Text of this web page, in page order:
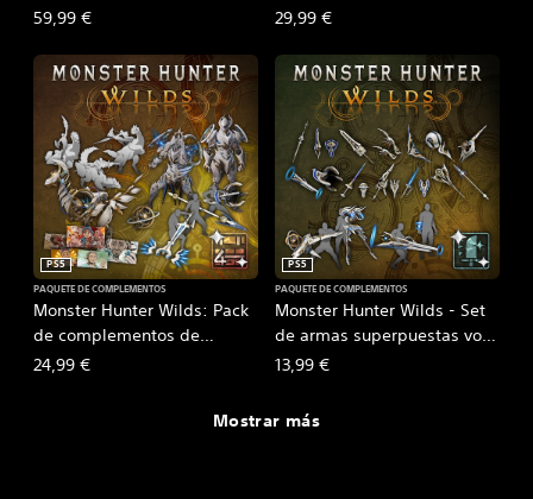
de aspecto
59,99 € 29,99 €
Monster Hunter Wilds: Pack
de complementos de
aspecto 4
PS5
PAQUETE DE COMPLEMENTOS
24,99 €
Monster Hunter Wilds - Set
de armas superpuestas vol.
1
PS5
PAQUETE DE COMPLEMENTOS
13,99 €
Mostrar más